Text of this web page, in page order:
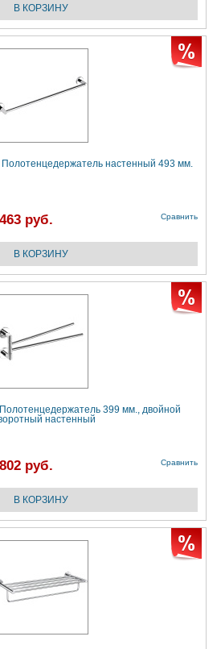
Полотенцедержатель настенный 493 мм.
руб. Сравнить
399 мм., двойной
настенный
руб. Сравнить